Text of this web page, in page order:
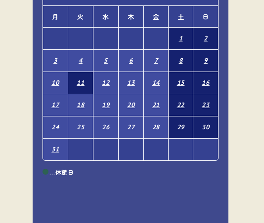
月 火 水 木 金 土 日
1 2
3 4 5 6 7 8 9
10 11 12 13 14 15 16
17 18 19 20 21 22 23
24 25 26 27 28 29 30
31
…休館日